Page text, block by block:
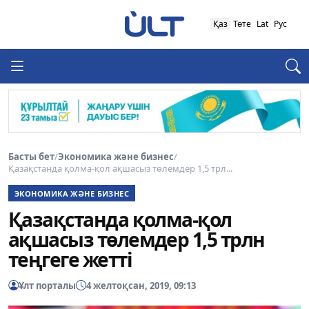
Қаз Төте Lat Рус
Басты бет/Экономика және бизнес/
Қазақстанда қолма-қол ақшасыз төлемдер 1,5 трл...
ЭКОНОМИКА ЖӘНЕ БИЗНЕС
Қазақстанда қолма-қол
ақшасыз төлемдер 1,5 трлн
теңгеге жетті
Ұлт порталы 4 желтоқсан, 2019, 09:13